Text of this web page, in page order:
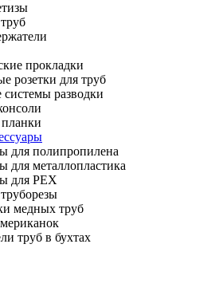
прокладки
розетки для труб
разводки
для полипропилена
для металлопластика
для PEX
медных труб
труб в бухтах